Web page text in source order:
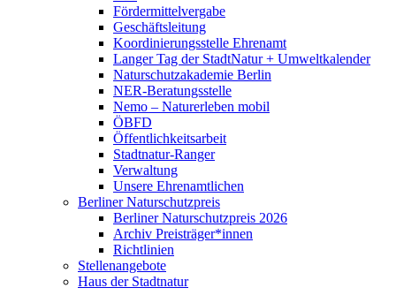
Fördermittelvergabe
Geschäftsleitung
Koordinierungsstelle Ehrenamt
Langer Tag der StadtNatur + Umweltkalender
Naturschutzakademie Berlin
NER-Beratungsstelle
Nemo – Naturerleben mobil
ÖBFD
Öffentlichkeitsarbeit
Stadtnatur-Ranger
Verwaltung
Unsere Ehrenamtlichen
Berliner Naturschutzpreis
Berliner Naturschutzpreis 2026
Archiv Preisträger*innen
Richtlinien
Stellenangebote
Haus der Stadtnatur